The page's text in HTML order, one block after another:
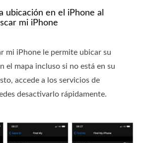
ubicación en el iPhone al
mi iPhone
mi iPhone le permite ubicar su
el mapa incluso si no está en su
accede a los servicios de
desactivarlo rápidamente.